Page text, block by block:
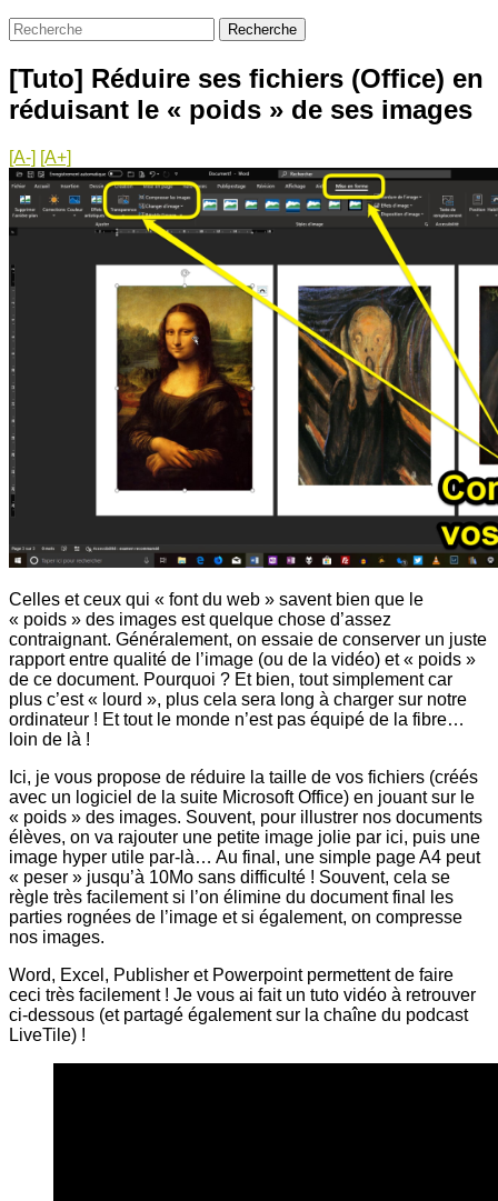
[Tuto] Réduire ses fichiers (Office) en
réduisant le « poids » de ses images
[A-] [A+]
Celles et ceux qui « font du web » savent bien que le
« poids » des images est quelque chose d’assez
contraignant. Généralement, on essaie de conserver un juste
rapport entre qualité de l’image (ou de la vidéo) et « poids »
de ce document. Pourquoi ? Et bien, tout simplement car
plus c’est « lourd », plus cela sera long à charger sur notre
ordinateur ! Et tout le monde n’est pas équipé de la fibre…
loin de là !
Ici, je vous propose de réduire la taille de vos fichiers (créés
avec un logiciel de la suite Microsoft Office) en jouant sur le
« poids » des images. Souvent, pour illustrer nos documents
élèves, on va rajouter une petite image jolie par ici, puis une
image hyper utile par-là… Au final, une simple page A4 peut
« peser » jusqu’à 10Mo sans difficulté ! Souvent, cela se
règle très facilement si l’on élimine du document final les
parties rognées de l’image et si également, on compresse
nos images.
Word, Excel, Publisher et Powerpoint permettent de faire
ceci très facilement ! Je vous ai fait un tuto vidéo à retrouver
ci-dessous (et partagé également sur la chaîne du podcast
LiveTile) !